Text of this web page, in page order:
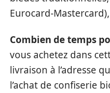
Eurocard-
Combien de temps
vous achetez dans
livraison à l’adresse
l’achat de confiserie